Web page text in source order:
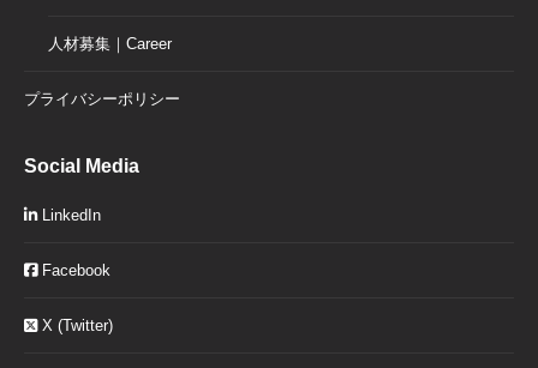
人材募集｜Career
プライバシーポリシー
Social Media
LinkedIn
Facebook
X (Twitter)